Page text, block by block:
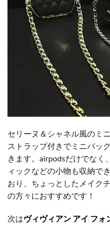
セリーヌ＆シャネル風のミ
ストラップ付きでミニバッ
きます。airpodsだけでなく
ィックなどの小物も収納で
おり、ちょっとしたメイク
の方々におすすめです！
次はヴィヴィアン アイ フォ